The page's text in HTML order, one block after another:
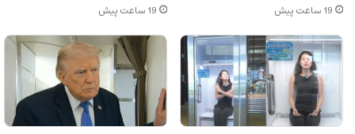
19 ساعت پیش 19 ساعت پیش